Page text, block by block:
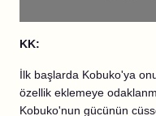
KK:
İlk başlarda Kobuko'ya
özellik eklemeye
Kobuko'nun gücünün